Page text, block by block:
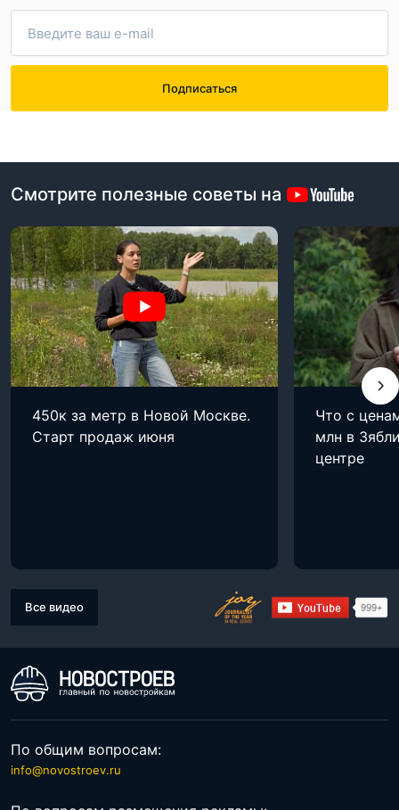
Подписаться
Смотрите полезные советы на
450к за метр в Новой Москве.
Старт продаж июня
Что с
млн в
центре
Все видео
По общим вопросам:
info@novostroev.ru